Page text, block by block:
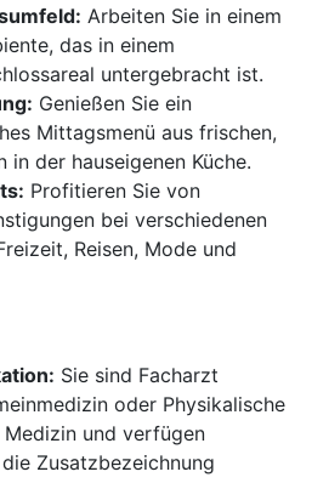
Arbeiten Sie in einem
das in einem
untergebracht ist.
Genießen Sie ein
Mittagsmenü aus frischen,
in der hauseigenen Küche.
Profitieren Sie von
bei verschiedenen
Reisen, Mode und
Sie sind Facharzt
oder Physikalische
und verfügen
Zusatzbezeichnung